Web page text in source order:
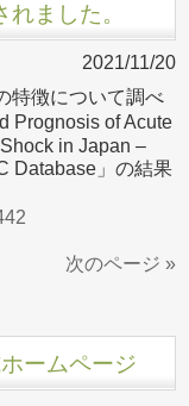
ました。
2021/11/20
特徴について調べ
Prognosis of Acute
in Japan –
Database」の結果
次のページ »
ームページ